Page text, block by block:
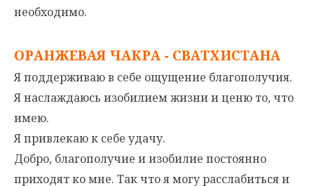
необходимо.
ОРАНЖЕВАЯ ЧАКРА - СВАТХИСТАНА
Я поддерживаю в себе ощущение благополучия.
Я наслаждаюсь изобилием жизни и ценю то, что
имею.
Я привлекаю к себе удачу.
Добро, благополучие и изобилие постоянно
приходят ко мне. Так что я могу расслабиться и